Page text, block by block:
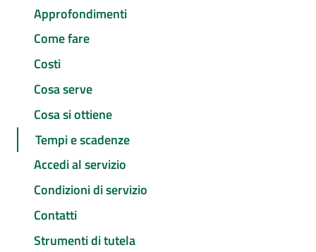
Approfondimenti
Come fare
Costi
Cosa serve
Cosa si ottiene
Tempi e scadenze
Accedi al servizio
Condizioni di servizio
Contatti
Strumenti di tutela